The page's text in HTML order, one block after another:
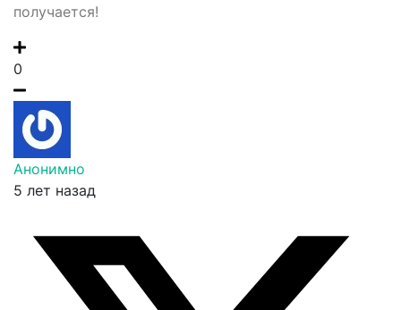
получается!
0
Анонимно
5 лет назад